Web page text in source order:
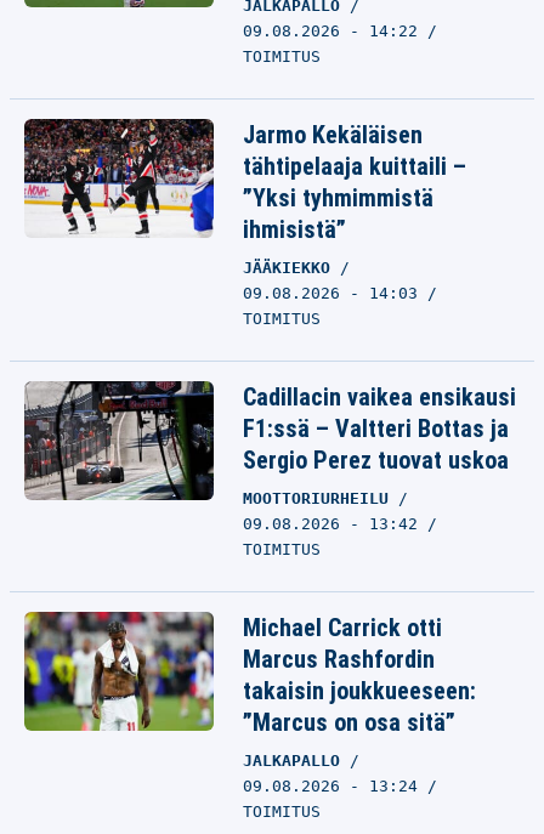
JALKAPALLO
09.08.2026 - 14:22
TOIMITUS
Jarmo Kekäläisen
tähtipelaaja kuittaili –
”Yksi tyhmimmistä
ihmisistä”
JÄÄKIEKKO
09.08.2026 - 14:03
TOIMITUS
Cadillacin vaikea ensikausi
F1:ssä – Valtteri Bottas ja
Sergio Perez tuovat uskoa
MOOTTORIURHEILU
09.08.2026 - 13:42
TOIMITUS
Michael Carrick otti
Marcus Rashfordin
takaisin joukkueeseen:
”Marcus on osa sitä”
JALKAPALLO
09.08.2026 - 13:24
TOIMITUS